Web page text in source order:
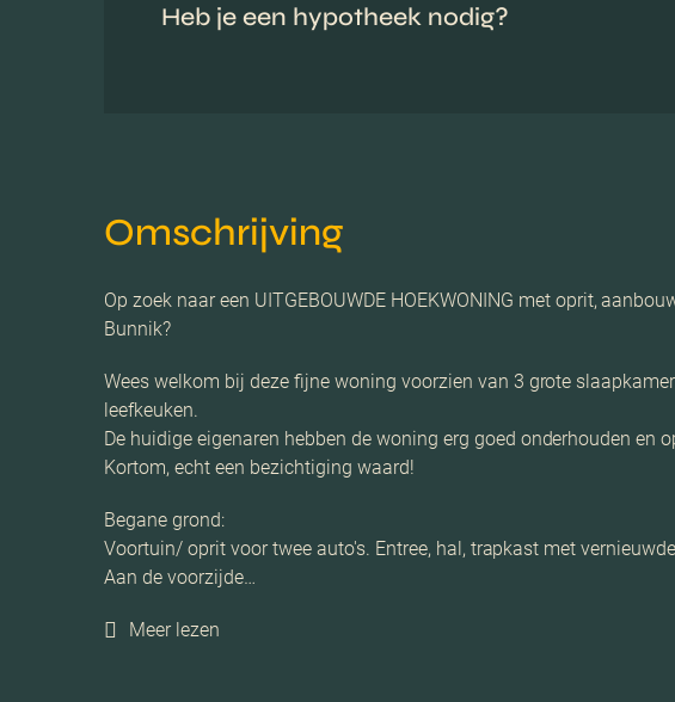
Heb je een hypotheek nodig?
Omschrijving
Op zoek naar een UITGEBOUWDE HOEKWONING met oprit,
Bunnik?
Wees welkom bij deze fijne woning voorzien van 3 grote
leefkeuken.
De huidige eigenaren hebben de woning erg goed onderhouden en
Kortom, echt een bezichtiging waard!
Begane grond:
Voortuin/ oprit voor twee auto's. Entree, hal, trapkast met
Aan de voorzijde…
Meer lezen